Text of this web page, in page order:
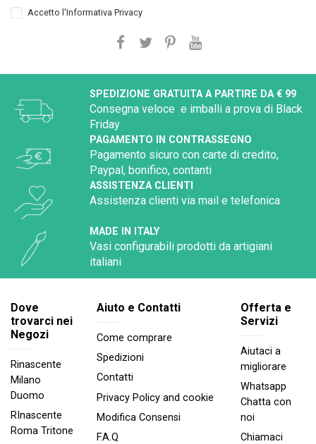
Accetto l'Informativa Privacy
SPEDIZIONE GRATUITA A PARTIRE DA € 99
Consegna veloce e imballi a prova di Black
Friday
PAGAMENTO IN CONTRASSEGNO
Pagamento sicuro con carte di credito,
Paypal, bonifico, contanti
ASSISTENZA CLIENTI
Assistenza clienti via mail e telefonica
MADE IN ITALY
Vasi configurabili prodotti da artigiani
italiani
Dove
trovarci nei
Negozi
Rinascente
Milano
Duomo
RInascente
Roma Tritone
Aiuto e Contatti
Come comprare
Spedizioni
Contatti
Privacy Policy and cookie
Modifica Consensi
F.A.Q
Offerta e
Servizi
Aiutaci a
migliorare
Whatsapp
Chatta con
noi
Chiamaci